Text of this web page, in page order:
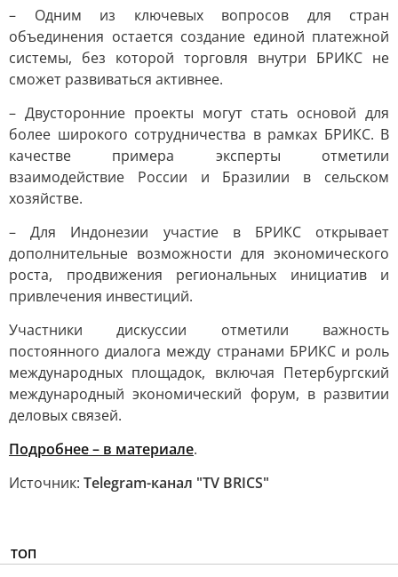
– Одним из ключевых вопросов для стран
объединения остается создание единой платежной
системы, без которой торговля внутри БРИКС не
сможет развиваться активнее.
– Двусторонние проекты могут стать основой для
более широкого сотрудничества в рамках БРИКС. В
качестве примера эксперты отметили
взаимодействие России и Бразилии в сельском
хозяйстве.
– Для Индонезии участие в БРИКС открывает
дополнительные возможности для экономического
роста, продвижения региональных инициатив и
привлечения инвестиций.
Участники дискуссии отметили важность
постоянного диалога между странами БРИКС и роль
международных площадок, включая Петербургский
международный экономический форум, в развитии
деловых связей.
Подробнее – в материале.
Источник: Telegram-канал "TV BRICS"
ТОП